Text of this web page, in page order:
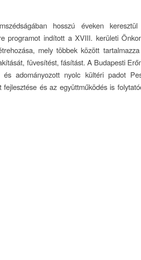
hosszú éveken keresztül
programot indított a XVIII. kerületi
mely többek között
füvesítést, fásítást. A Budapesti
adományozott nyolc kültéri padot
és az együttműködés is